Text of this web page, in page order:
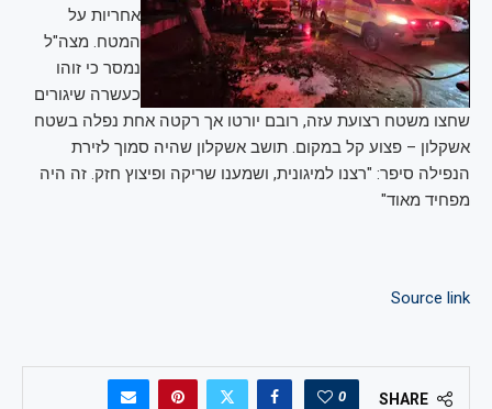
אחריות על
המטח. מצה"ל
נמסר כי זוהו
כעשרה שיגורים
שחצו משטח רצועת עזה, רובם יורטו אך רקטה אחת נפלה בשטח
אשקלון – פצוע קל במקום. תושב אשקלון שהיה סמוך לזירת
הנפילה סיפר: "רצנו למיגונית, ושמענו שריקה ופיצוץ חזק. זה היה
מפחיד מאוד"
Source link
SHARE
0